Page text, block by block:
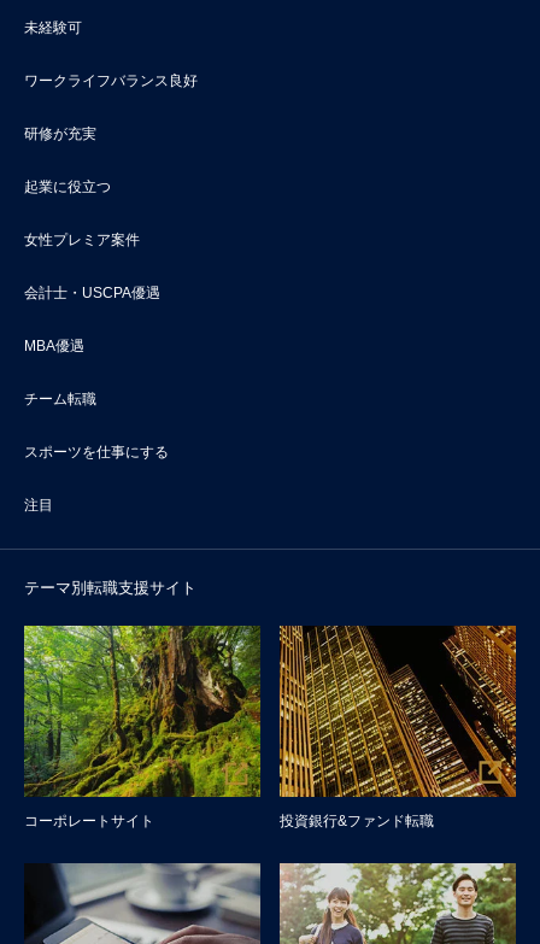
未経験可
ワークライフバランス良好
研修が充実
起業に役立つ
女性プレミア案件
会計士・USCPA優遇
MBA優遇
チーム転職
スポーツを仕事にする
注目
テーマ別転職支援サイト
コーポレートサイト 投資銀行&ファンド転職